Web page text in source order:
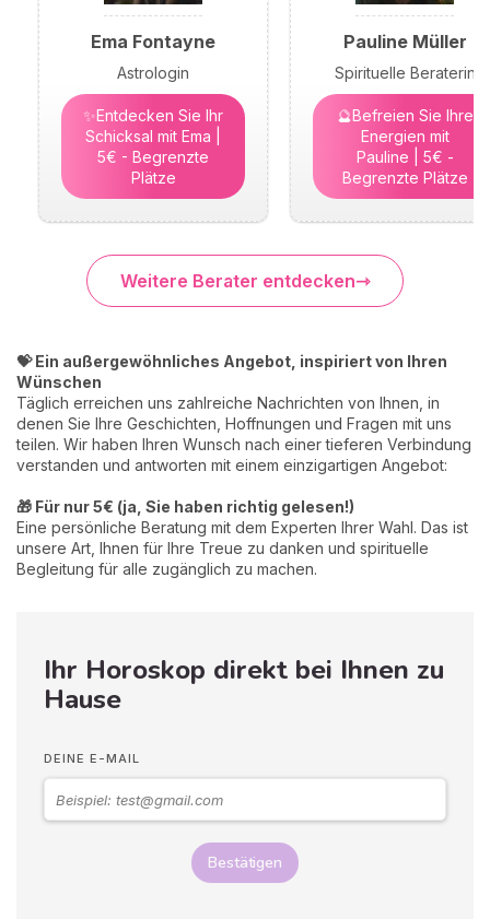
Ema Fontayne
Astrologin
✨Entdecken Sie Ihr
Schicksal mit Ema |
5€ - Begrenzte
Plätze
Pauline Müller
Spirituelle Beraterin
🔮Befreien Sie Ihre
Energien mit
Pauline | 5€ -
Begrenzte Plätze
Weitere Berater entdecken
💝 Ein außergewöhnliches Angebot, inspiriert von Ihren
Wünschen
Täglich erreichen uns zahlreiche Nachrichten von Ihnen, in
denen Sie Ihre Geschichten, Hoffnungen und Fragen mit uns
teilen. Wir haben Ihren Wunsch nach einer tieferen Verbindung
verstanden und antworten mit einem einzigartigen Angebot:
🎁 Für nur 5€ (ja, Sie haben richtig gelesen!)
Eine persönliche Beratung mit dem Experten Ihrer Wahl. Das ist
unsere Art, Ihnen für Ihre Treue zu danken und spirituelle
Begleitung für alle zugänglich zu machen.
Ihr Horoskop direkt bei Ihnen zu
Hause
DEINE E-MAIL
Bestätigen